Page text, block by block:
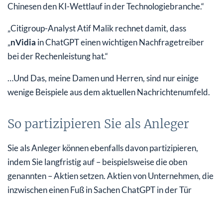
Chinesen den KI-Wettlauf in der Technologiebranche.“
„Citigroup-Analyst Atif Malik rechnet damit, dass
„nVidia in ChatGPT einen wichtigen Nachfragetreiber
bei der Rechenleistung hat.“
…Und Das, meine Damen und Herren, sind nur einige
wenige Beispiele aus dem aktuellen Nachrichtenumfeld.
So partizipieren Sie als Anleger
Sie als Anleger können ebenfalls davon partizipieren,
indem Sie langfristig auf – beispielsweise die oben
genannten – Aktien setzen. Aktien von Unternehmen, die
inzwischen einen Fuß in Sachen ChatGPT in der Tür